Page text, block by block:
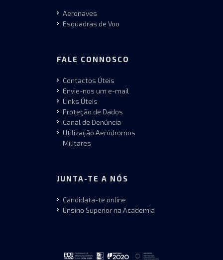
Aeronaves
Esquadras de Voo
FALE CONNOSCO
Contactos Úteis
Envie-nos um e-mail
Links Úteis
Proteção de Dados
Canal de Denúncia
Utilização Aeródromos
Militares
JUNTA-TE A NÓS
Candidata-te online
Ensino Superior na Academia